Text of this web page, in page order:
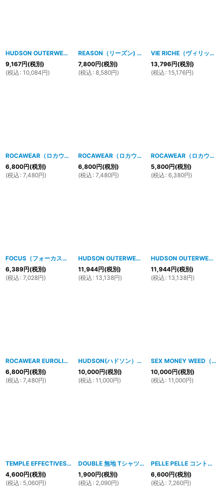
HUDSON OUTERWEAR（ハドソン) HOME OF BRAVE SS Tシャツ(WHITE) [
9,167円(税別)
(税込 : 10,084円)
REASON（リーズン) SEQUIN HEADDRESSTシャツ(BLUE)
7,800円(税別)
(税込 : 8,580円)
VIE RICHE（ヴィリッシュ）CHEST CREST Tシャツ（OFFWHITE)
13,796円(税別)
(税込 : 15,176円)
ROCAWEAR（ロカウェア）STAR & LOGO Tシャツ(ピンク) [1804hp28]
6,800円(税別)
(税込 : 7,480円)
ROCAWEAR（ロカウェア）STAR & LOGO Tシャツ(チャコール)
6,800円(税別)
(税込 : 7,480円)
ROCAWEAR（ロカウェア）CLIMBING HUSTLINGバックプリント Tシャツ（WHITE）
5,800円(税別)
(税込 : 6,380円)
FOCUS（フォーカス） HAZARD ZIP S/S ロングTシャツ（RED） [1706hp8
6,389円(税別)
(税込 : 7,028円)
HUDSON OUTERWEAR(ハドソン・アウターウェア）ROBBERY Tシャツ（ブラック）
11,944円(税別)
(税込 : 13,138円)
HUDSON OUTERWEAR(ハドソン・アウターウェア）ROBBERY Tシャツ（ベージュ）
11,944円(税別)
(税込 : 13,138円)
ROCAWEAR EUROLINE（ロカウェアユーロライン）TOKYO ROCATシャツ（ブラック）
6,800円(税別)
(税込 : 7,480円)
HUDSON(ハドソン）Tシャツ（ブラックXホワイトXキャメル）
10,000円(税別)
(税込 : 11,000円)
SEX MONEY WEED（セックス・マネー・ウィード）レターTシャツ（レッド）
10,000円(税別)
(税込 : 11,000円)
TEMPLE EFFECTIVES BIZ Tシャツ（ホワイト） [1001hp39 ]
4,600円(税別)
(税込 : 5,060円)
DOUBLE 無地 Tシャツ （全12色）
1,900円(税別)
(税込 : 2,090円)
PELLE PELLE コントラストカットアップスクリプトポロシャツ（ホワイト）512DK1
6,600円(税別)
(税込 : 7,260円)